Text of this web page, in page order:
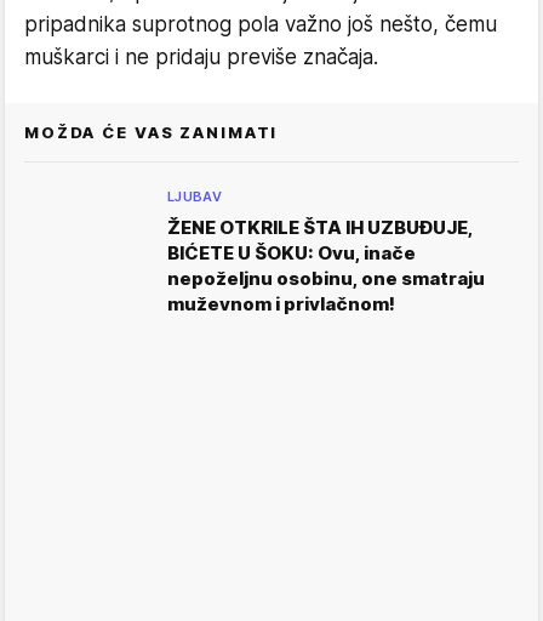
pripadnika suprotnog pola važno još nešto, čemu
muškarci i ne pridaju previše značaja.
MOŽDA ĆE VAS ZANIMATI
LJUBAV
ŽENE OTKRILE ŠTA IH UZBUĐUJE,
BIĆETE U ŠOKU: Ovu, inače
nepoželjnu osobinu, one smatraju
muževnom i privlačnom!